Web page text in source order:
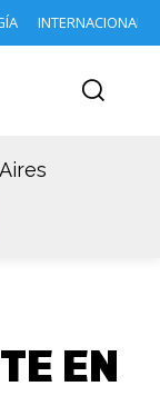
INTERNACIONAL
EN